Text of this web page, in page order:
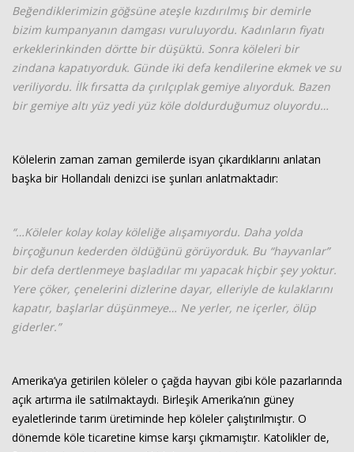
Beğendiklerimizin göğsüne ateşle kızdırılmış bir demirle
bizim kumpanyanın damgası vuruluyordu. Kadınların fiyatı
erkeklerinkinden dörtte bir düşüktü. Sonra köleleri bir
zindana kapatıyorduk. Günde iki defa kendilerine ekmek ve su
veriliyordu. İlk fırsatta da çırılçıplak gemiye alıyorduk. Bazen
bir gemiye altı yüz yedi yüz köle doldurduğumuz oluyordu…
Kölelerin zaman zaman gemilerde isyan çıkardıklarını anlatan
başka bir Hollandalı denizci ise şunları anlatmaktadır:
“…Köleler kolay kolay köleliğe alışamıyordu. Daha yolda
birçoğunun kederden öldüğünü görüyorduk. Bu “hayvanlar”
bir defa dertlenmeye başladılar mı yapacak hiçbir şey yoktur.
Yere çöker, çenelerini dizlerine dayar, elleriyle de kulaklarını
kapatır, başlarlar düşünmeye… Ne yerler, ne içerler, ölüp
giderler.”
Amerika’ya getirilen köleler o çağda hayvan gibi köle pazarlarında
açık artırma ile satılmaktaydı. Birleşik Amerika’nın güney
eyaletlerinde tarım üretiminde hep köleler çalıştırılmıştır. O
dönemde köle ticaretine kimse karşı çıkmamıştır. Katolikler de,